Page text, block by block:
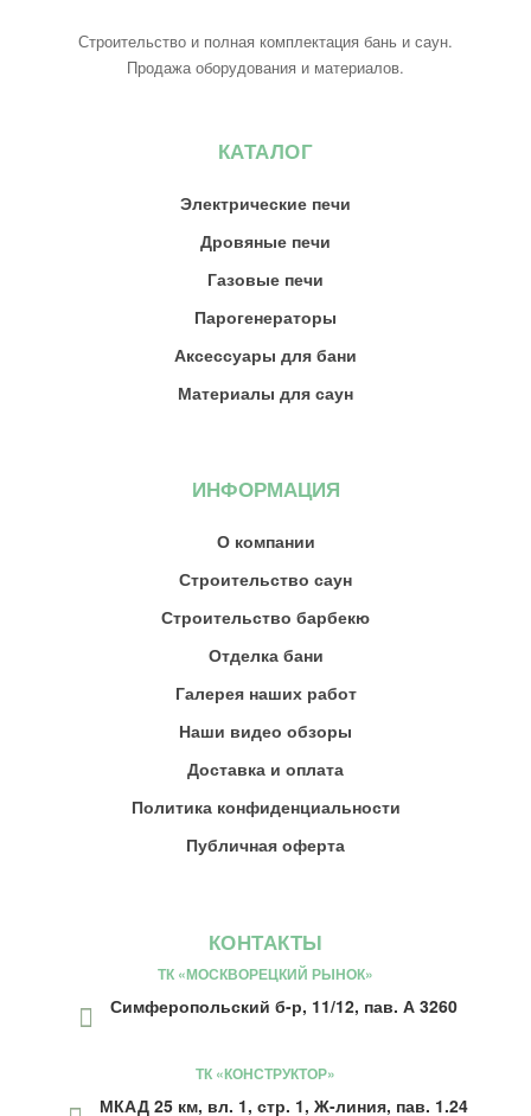
Строительство и полная комплектация бань и саун.
Продажа оборудования и материалов.
КАТАЛОГ
Электрические печи
Дровяные печи
Газовые печи
Парогенераторы
Аксессуары для бани
Материалы для саун
ИНФОРМАЦИЯ
О компании
Строительство саун
Строительство барбекю
Отделка бани
Галерея наших работ
Наши видео обзоры
Доставка и оплата
Политика конфиденциальности
Публичная оферта
КОНТАКТЫ
ТК «МОСКВОРЕЦКИЙ РЫНОК»
Симферопольский б-р, 11/12, пав. А 3260
ТК «КОНСТРУКТОР»
МКАД 25 км, вл. 1, стр. 1, Ж-линия, пав. 1.24